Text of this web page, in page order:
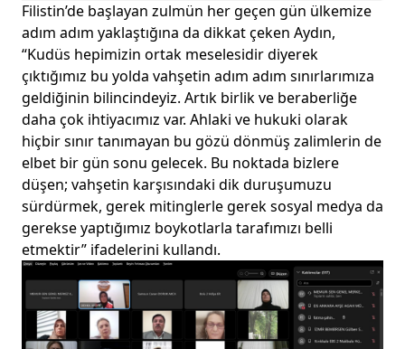
Filistin’de başlayan zulmün her geçen gün ülkemize
adım adım yaklaştığına da dikkat çeken Aydın,
“Kudüs hepimizin ortak meselesidir diyerek
çıktığımız bu yolda vahşetin adım adım sınırlarımıza
geldiğinin bilincindeyiz. Artık birlik ve beraberliğe
daha çok ihtiyacımız var. Ahlaki ve hukuki olarak
hiçbir sınır tanımayan bu gözü dönmüş zalimlerin de
elbet bir gün sonu gelecek. Bu noktada bizlere
düşen; vahşetin karşısındaki dik duruşumuzu
sürdürmek, gerek mitinglerle gerek sosyal medya da
gerekse yaptığımız boykotlarla tarafımızı belli
etmektir” ifadelerini kullandı.